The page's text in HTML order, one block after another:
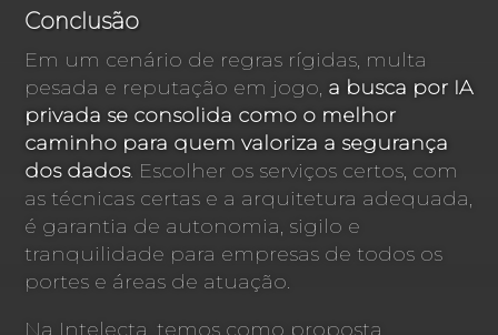
Conclusão
Em um cenário de regras rígidas, multa
pesada e reputação em jogo, a busca por IA
privada se consolida como o melhor
caminho para quem valoriza a segurança
dos dados. Escolher os serviços certos, com
as técnicas certas e a arquitetura adequada,
é garantia de autonomia, sigilo e
tranquilidade para empresas de todos os
portes e áreas de atuação.
Na Intelecta, temos como proposta